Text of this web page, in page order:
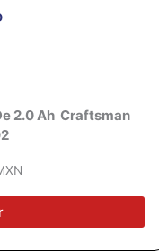
2.0 Ah Craftsman